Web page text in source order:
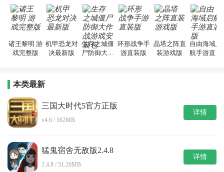
诸王黎明 游
戏完整版
机甲恐龙对
决最新版
生存之城僵
尸防御大作
环形战争手
游直装版
晶塔之阵直
装游戏版
自由海域启
航手游直装
本类最新
三国大时代5官方正版
v4.6 / 162MB
详情
猛鬼宿舍无敌版2.4.8
2.4.8 / 51.26MB
详情